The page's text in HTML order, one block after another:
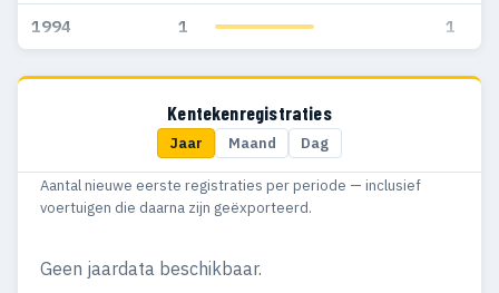
1994 1 1
Kentekenregistraties
Jaar Maand Dag
Aantal nieuwe eerste registraties per periode — inclusief
voertuigen die daarna zijn geëxporteerd.
Geen jaardata beschikbaar.